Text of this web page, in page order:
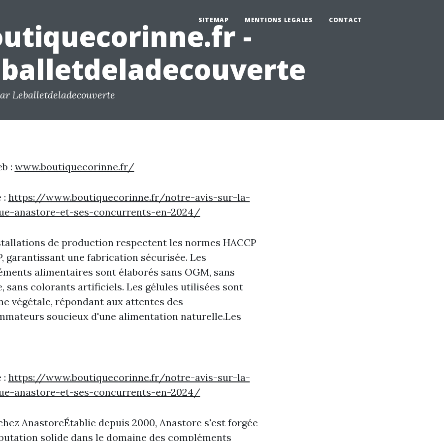
SITEMAP MENTIONS LEGALES CONTACT
-
Leballetdeladecouverte
: www.boutiquecorinne.fr/
: https://www.boutiquecorinne.fr/notre-avis-sur-la-
anastore-et-ses-concurrents-en-2024/
de production respectent les normes HACCP
garantissant une fabrication sécurisée. Les
alimentaires sont élaborés sans OGM, sans
sans colorants artificiels. Les gélules utilisées sont
végétale, répondant aux attentes des
soucieux d'une alimentation naturelle.Les
: https://www.boutiquecorinne.fr/notre-avis-sur-la-
anastore-et-ses-concurrents-en-2024/
AnastoreÉtablie depuis 2000, Anastore s'est forgée
solide dans le domaine des compléments